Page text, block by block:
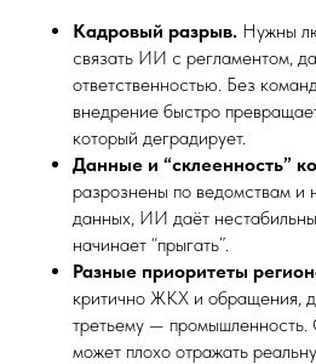
Кадровый разрыв. Нужны
связать ИИ с регламентом,
ответственностью. Без
внедрение быстро
который деградирует.
Данные и “склеенность”
разрознены по ведомствам и
данных, ИИ даёт
начинает “прыгать”.
Разные приоритеты
критично ЖКХ и обращения,
третьему —
может плохо отражать